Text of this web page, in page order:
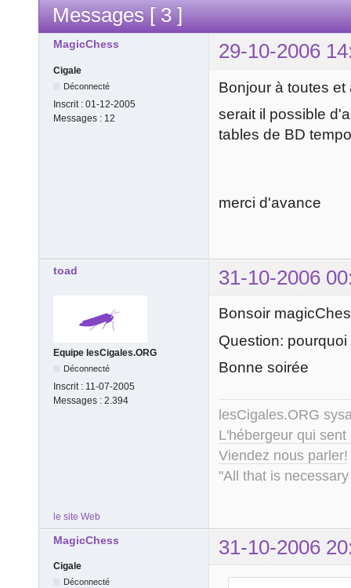
Messages [ 3 ]
MagicChess 29-10-2006
Cigale
Déconnecté
Inscrit : 01-12-2005
Messages : 12
Bonjour à toutes et
serait il possible
tables de BD
merci d'avance
toad 31-10-2006
Equipe lesCigales.ORG
Déconnecté
Inscrit : 11-07-2005
Messages : 2.394
Bonsoir
Question:
Bonne soirée
lesCigales.ORG
L'hébergeur qui
Viendez nous parler!
"All that is
le site Web
MagicChess 31-10-2006
Cigale
Déconnecté